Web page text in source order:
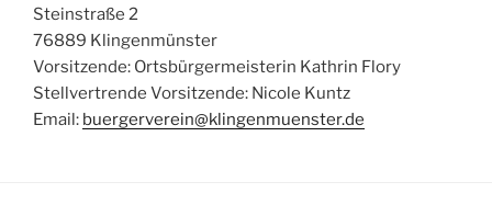
Steinstraße 2
76889 Klingenmünster
Vorsitzende: Ortsbürgermeisterin Kathrin Flory
Stellvertrende Vorsitzende: Nicole Kuntz
Email: buergerverein@klingenmuenster.de